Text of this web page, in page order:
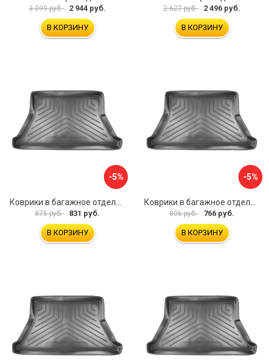
3 099 руб. 2 944 руб.
В КОРЗИНУ
2 627 руб. 2 496 руб.
В КОРЗИНУ
-5%
875 руб. 831 руб.
В КОРЗИНУ
-5%
806 руб. 766 руб.
В КОРЗИНУ